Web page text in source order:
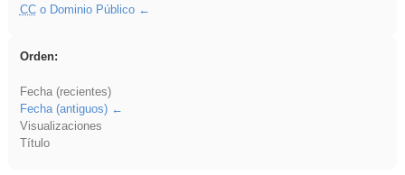
CCo Dominio Público
Orden:
Fecha (recientes)
Fecha (antiguos)
Visualizaciones
Título